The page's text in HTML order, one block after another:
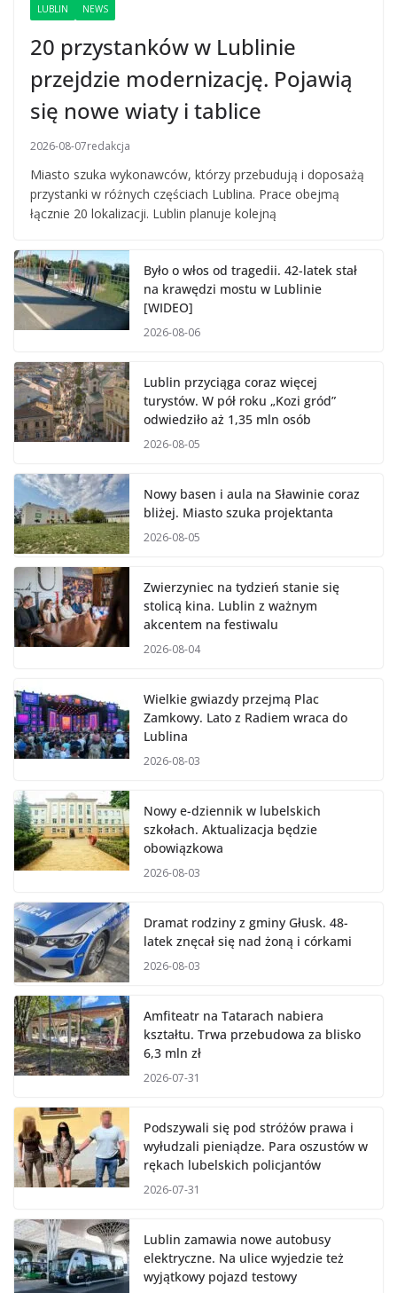
LUBLIN NEWS
20 przystanków w Lublinie
przejdzie modernizację. Pojawią
się nowe wiaty i tablice
2026-08-07redakcja
Miasto szuka wykonawców, którzy przebudują i doposażą
przystanki w różnych częściach Lublina. Prace obejmą
łącznie 20 lokalizacji. Lublin planuje kolejną
Było o włos od tragedii. 42-latek stał
na krawędzi mostu w Lublinie
[WIDEO]
2026-08-06
Lublin przyciąga coraz więcej
turystów. W pół roku „Kozi gród”
odwiedziło aż 1,35 mln osób
2026-08-05
Nowy basen i aula na Sławinie coraz
bliżej. Miasto szuka projektanta
2026-08-05
Zwierzyniec na tydzień stanie się
stolicą kina. Lublin z ważnym
akcentem na festiwalu
2026-08-04
Wielkie gwiazdy przejmą Plac
Zamkowy. Lato z Radiem wraca do
Lublina
2026-08-03
Nowy e-dziennik w lubelskich
szkołach. Aktualizacja będzie
obowiązkowa
2026-08-03
Dramat rodziny z gminy Głusk. 48-
latek znęcał się nad żoną i córkami
2026-08-03
Amfiteatr na Tatarach nabiera
kształtu. Trwa przebudowa za blisko
6,3 mln zł
2026-07-31
Podszywali się pod stróżów prawa i
wyłudzali pieniądze. Para oszustów w
rękach lubelskich policjantów
2026-07-31
Lublin zamawia nowe autobusy
elektryczne. Na ulice wyjedzie też
wyjątkowy pojazd testowy